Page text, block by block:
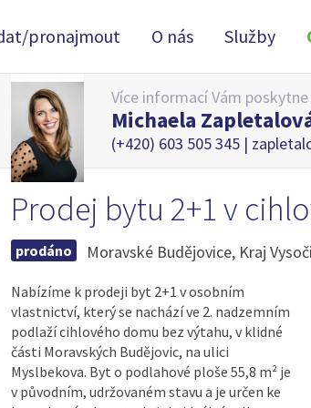
pronajmout O nás Služby
Více informací Vám
Michaela
(+420) 603 505 345 |
Prodej bytu 2+1 v
prodáno Moravské Budějovice, Kraj
Nabízíme k prodeji byt 2+1 v osobním
vlastnictví, který se nachází ve 2. nadzemním
podlaží cihlového domu bez výtahu, v klidné
části Moravských Budějovic, na ulici
Myslbekova. Byt o podlahové ploše 55,8 m² je
v původním, udržovaném stavu a je určen ke